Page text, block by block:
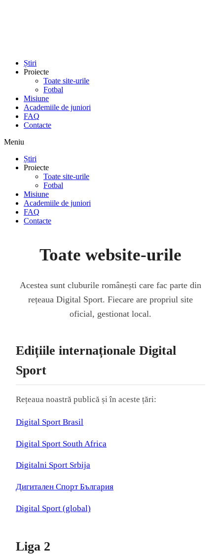
Știri
Proiecte
Toate site-urile
Fotbal
Misiune
Academiile de juniori
FAQ
Contacte
Meniu
Știri
Proiecte
Toate site-urile
Fotbal
Misiune
Academiile de juniori
FAQ
Contacte
Toate website-urile
Acestea sunt cluburile românești care fac parte din
rețeaua Digital Sport. Fiecare are propriul site
oficial, gestionat local.
Edițiile internaționale Digital
Sport
Rețeaua noastră publică și în aceste țări:
Digital Sport Brasil
Digital Sport South Africa
Digitalni Sport Srbija
Дигитален Спорт България
Digital Sport (global)
Liga 2